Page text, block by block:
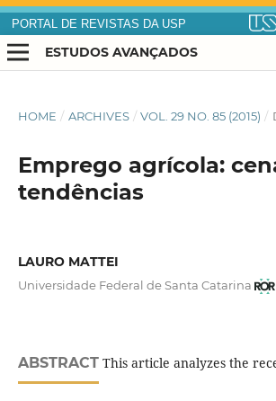
PORTAL DE REVISTAS DA USP
ESTUDOS AVANÇADOS
HOME / ARCHIVES / VOL. 29 NO. 85 (2015) /
Emprego agrícola:
tendências
LAURO MATTEI
Universidade Federal de Santa Catarina
ABSTRACTThis article analyzes the